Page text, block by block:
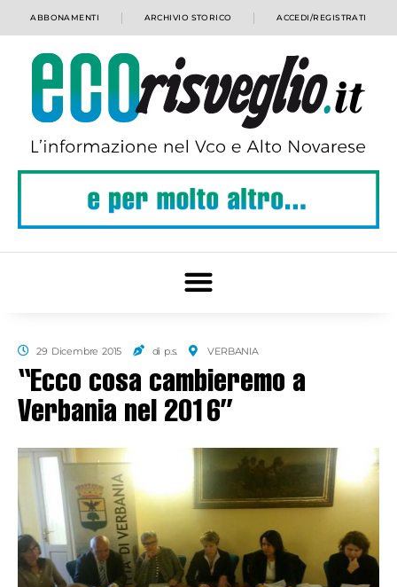
ABBONAMENTI ARCHIVIO STORICO ACCEDI/REGISTRATI
29 Dicembre 2015 di p.s. VERBANIA
“Ecco cosa cambieremo a
Verbania nel 2016”